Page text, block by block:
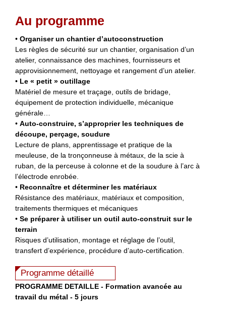
Au programme
• Organiser un chantier d’autoconstruction
Les règles de sécurité sur un chantier, organisation d’un
atelier, connaissance des machines, fournisseurs et
approvisionnement, nettoyage et rangement d’un atelier.
• Le « petit » outillage
Matériel de mesure et traçage, outils de bridage,
équipement de protection individuelle, mécanique
générale…
• Auto-construire, s’approprier les techniques de
découpe, perçage, soudure
Lecture de plans, apprentissage et pratique de la
meuleuse, de la tronçonneuse à métaux, de la scie à
ruban, de la perceuse à colonne et de la soudure à l’arc à
l’électrode enrobée.
• Reconnaître et déterminer les matériaux
Résistance des matériaux, matériaux et composition,
traitements thermiques et mécaniques
• Se préparer à utiliser un outil auto-construit sur le
terrain
Risques d’utilisation, montage et réglage de l’outil,
transfert d’expérience, procédure d’auto-certification.
Programme détaillé
PROGRAMME DETAILLE - Formation avancée au
travail du métal - 5 jours